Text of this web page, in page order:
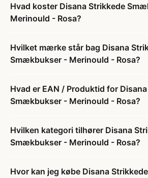
Hvad koster Disana Strikkede
Merinould - Rosa?
Hvilket mærke står bag Disana
Smækbukser - Merinould - Rosa?
Hvad er EAN / Produktid for
Smækbukser - Merinould - Rosa?
Hvilken kategori tilhører Disana
Smækbukser - Merinould - Rosa?
Hvor kan jeg købe Disana